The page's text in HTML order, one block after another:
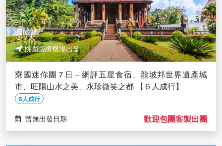
7天
桃園國際機場出發
寮國迷你團７日－網評五星食宿、龍坡邦世界遺產城
市、旺陽山水之美、永珍微笑之都 【６人成行】
6人成行
暫無出發日期 歡迎包團客製出團